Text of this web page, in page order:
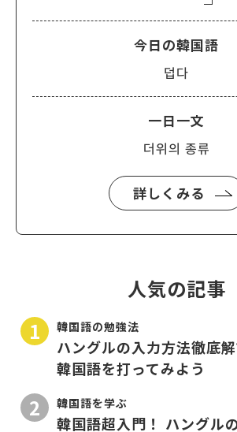
今日の韓国語
덥다
一日一文
더위의 종류
詳しくみる
人気の記事
韓国語の勉強法
ハングルの入力方法徹底
韓国語を打ってみよう
韓国語を学ぶ
韓国語超入門！ ハングル